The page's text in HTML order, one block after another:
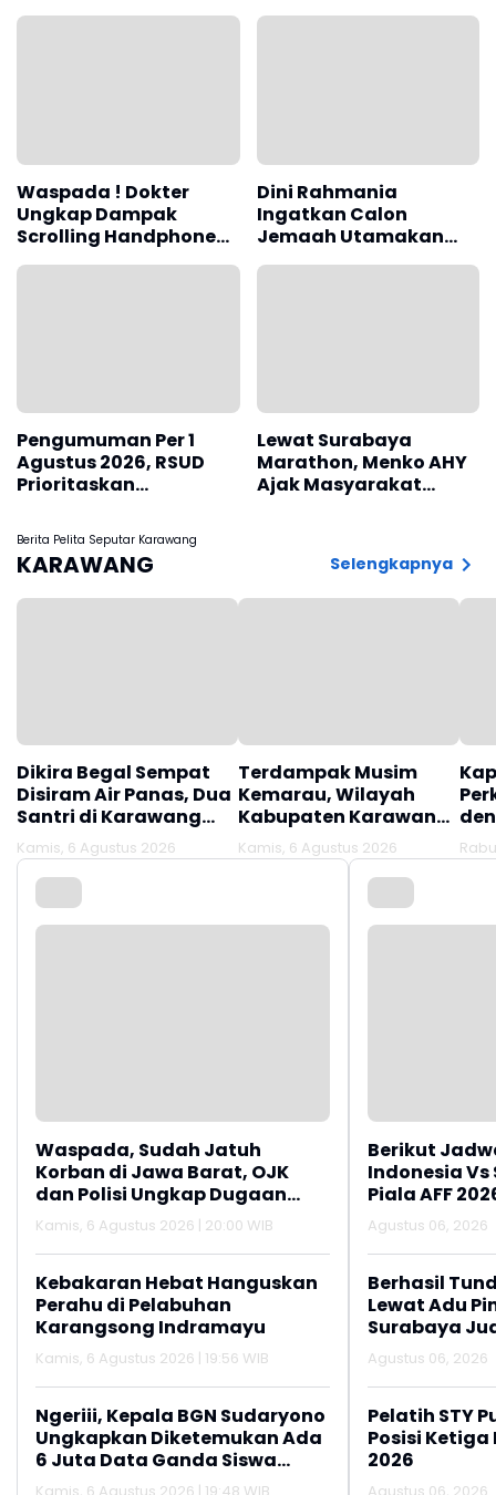
Solusinya Menurut
Waspada ! Dokter
Ungkap Dampak
Scrolling Handphone
Dini Rahmania
Ingatkan Calon
Jemaah Utamakan
Pengumuman Per 1
Agustus 2026, RSUD
Prioritaskan
Pelayanan Rawat
Jalan Lewat Aplikasi
Mobile JKN
Lewat Surabaya
Marathon, Menko AHY
Ajak Masyarakat
Berita Pelita Seputar Karawang
KARAWANG Selengkapnya
Dikira Begal Sempat
Disiram Air Panas, Dua
Santri di Karawang
Terluka Akibat Aksi
Oknum Linmas
Kamis, 6 Agustus 2026
Terdampak Musim
Kemarau, Wilayah
Kabupaten Karawang
Kekeringan Makin
Meluas
Kamis, 6 Agustus 2026
Waspada, Sudah Jatuh
Korban di Jawa Barat, OJK
dan Polisi Ungkap Dugaan
Penipuan Modus Titip Limit
Paylater
Kamis, 6 Agustus 2026 | 20:00 WIB
Kebakaran Hebat Hanguskan
Perahu di Pelabuhan
Karangsong Indramayu
Kamis, 6 Agustus 2026 | 19:56 WIB
Ngeriii, Kepala BGN Sudaryono
Ungkapkan Diketemukan Ada
6 Juta Data Ganda Siswa
Penerima MBG
Kamis, 6 Agustus 2026 | 19:48 WIB
Berikut
Indonesia
Piala AFF
Agustus 06, 2026
Berhasil
Lewat Adu
Surabaya
2026
Agustus 06, 2026
Pelatih STY
Posisi Ketiga
2026
Agustus 06, 2026